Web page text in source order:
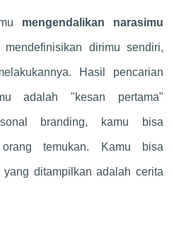
mengendalikan narasimu
dirimu sendiri,
Hasil pencarian
adalah "kesan pertama"
branding, kamu bisa
temukan. Kamu bisa
ditampilkan adalah cerita